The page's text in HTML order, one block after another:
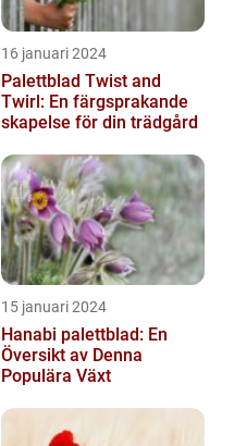
16 januari 2024
Palettblad Twist and
Twirl: En färgsprakande
skapelse för din trädgård
15 januari 2024
Hanabi palettblad: En
Översikt av Denna
Populära Växt